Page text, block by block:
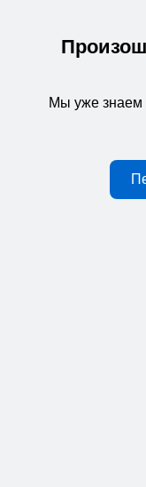
Мы уже знаем